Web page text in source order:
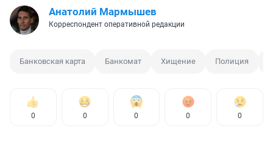
Анатолий Мармышев
Корреспондент оперативной редакции
Банковская карта Банкомат Хищение Полиция
0 0 0 0 0